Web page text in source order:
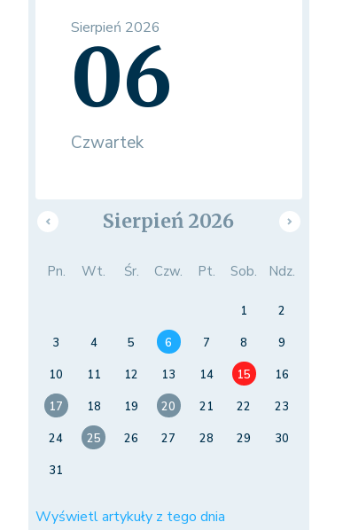
Sierpień 2026
06
Czwartek
Sierpień 2026
Pn. Wt. Śr. Czw. Pt. Sob. Ndz.
1
2
3
4 5 6 7 8
9
10
11 12 13 14 15
16
17
18 19 20 21 22
23
24
25 26 27 28 29
30
31
Wyświetl artykuły z tego dnia